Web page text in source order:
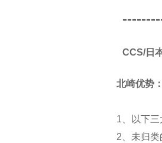
CCS/日
北崎优势
1、以下
2、未归